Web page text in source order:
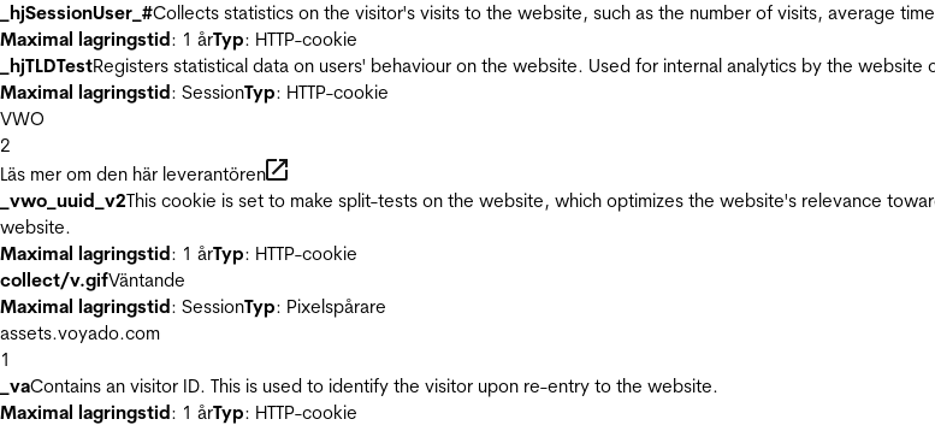
_hjSessionUser_#Collects statistics on the visitor's visits to the website, such as the number of visits, average
Maximal lagringstid: 1 årTyp: HTTP-cookie
_hjTLDTestRegisters statistical data on users' behaviour on the website. Used for internal analytics by the website
Maximal lagringstid: SessionTyp: HTTP-cookie
VWO
2
Läs mer om den här leverantören
_vwo_uuid_v2This cookie is set to make split-tests on the website, which optimizes the website's relevance
website.
Maximal lagringstid: 1 årTyp: HTTP-cookie
collect/v.gifVäntande
Maximal lagringstid: SessionTyp: Pixelspårare
assets.voyado.com
1
_vaContains an visitor ID. This is used to identify the visitor upon re-entry to the website.
Maximal lagringstid: 1 årTyp: HTTP-cookie